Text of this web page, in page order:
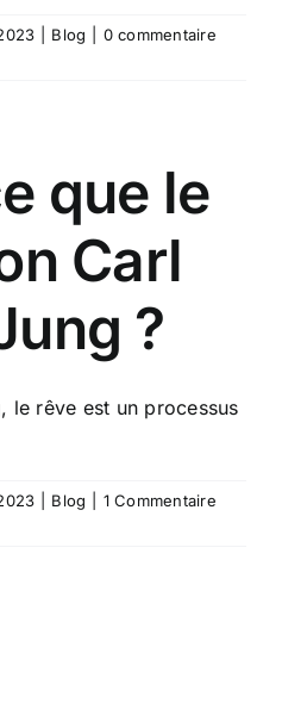
Blog
0 commentaire
que le
Carl
?
le rêve est un processus
Blog
1 Commentaire